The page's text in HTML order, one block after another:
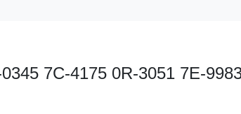
7C-4175 0R-3051 7E-